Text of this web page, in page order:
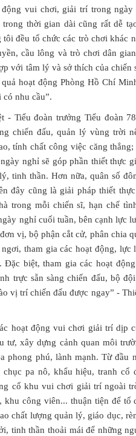
vui chơi, giải trí trong
thời gian dài cũng rất dễ
đều tổ chức các trò chơi khác
cầu lông và trò chơi dân
với tâm lý và sở thích của chiến
hoạt động Phòng Hồ Chí
có nhu cầu”.
- Tiểu đoàn trưởng Tiểu đoàn
chiến đấu, quản lý vùng trời
tính chất công việc căng
nghỉ sẽ góp phần thiết thực
tinh thần. Hơn nữa, quân số
đây cũng là giải pháp thiết
trong mỗi chiến sĩ, hạn chế
nghỉ cuối tuần, bên cạnh lực
vị, bộ phận cắt cử, phân chia
tham gia các hoạt động, lực
Đặc biệt, tham gia các hoạt
trực sẵn sàng chiến đấu, bộ
vị trí chiến đấu được ngay” -
hoạt động vui chơi giải trí dịp
tư, xây dựng cảnh quan môi
phong phú, lành mạnh. Từ đầu
pa nô, khẩu hiệu, tranh cổ
cố khu vui chơi giải trí ngoài
công viên... thuận tiện để tổ
chất lượng quản lý, giáo dục,
tinh thần thoải mái để những